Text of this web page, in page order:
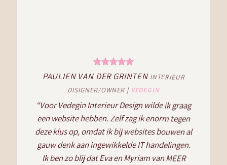
PAULIEN VAN DER GRINTEN INTERIEUR
DISIGNER/OWNER | VEDEGIN
“Voor Vedegin Interieur Design wilde ik graag
een website hebben. Zelf zag ik enorm tegen
deze klus op, omdat ik bij websites bouwen al
gauw denk aan ingewikkelde IT handelingen.
Ik ben zo blij dat Eva en Myriam van MEER